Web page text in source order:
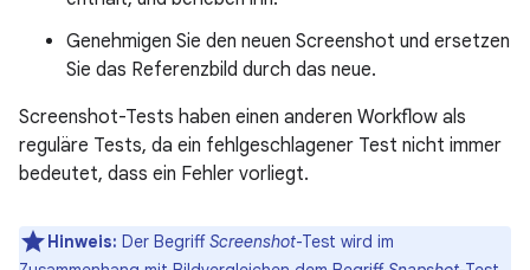
Genehmigen Sie den neuen Screenshot und ersetzen
Sie das Referenzbild durch das neue.
Screenshot-Tests haben einen anderen Workflow als
reguläre Tests, da ein fehlgeschlagener Test nicht immer
bedeutet, dass ein Fehler vorliegt.
Hinweis: Der BegriffScreenshot-Test wird im